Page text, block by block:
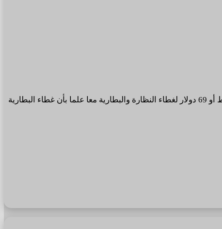
وقد قامت الشركة بإدراج نسخة اخف من التصميم وافضل تسمى ب Aperture متاحة الآن للشراء بسعر 49 دولار لغطاء النظارة فقط أو 69 دولار لغطاء النظارة والبطارية معا علما بأن غطاء البطارية